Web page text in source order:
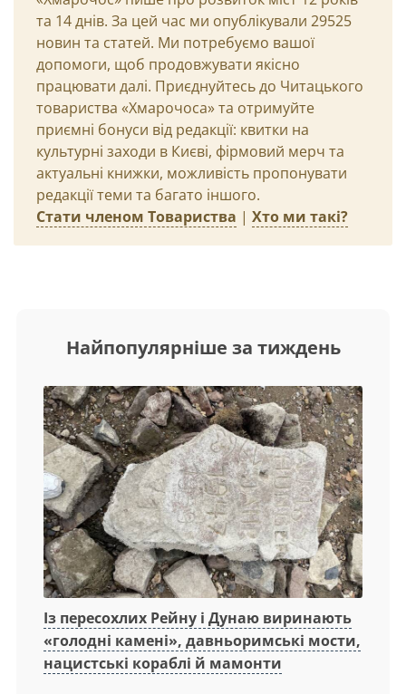
та 14 днів. За цей час ми опублікували 29525
новин та статей. Ми потребуємо вашої
допомоги, щоб продовжувати якісно
працювати далі. Приєднуйтесь до Читацького
товариства «Хмарочоса» та отримуйте
приємні бонуси від редакції: квитки на
культурні заходи в Києві, фірмовий мерч та
актуальні книжки, можливість пропонувати
редакції теми та багато іншого.
Стати членом Товариства | Хто ми такі?
Найпопулярніше за тиждень
Із пересохлих Рейну і Дунаю виринають
«голодні камені», давньоримські мости,
нацистські кораблі й мамонти